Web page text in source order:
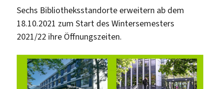
Sechs Bibliotheksstandorte erweitern ab dem
18.10.2021 zum Start des Wintersemesters
2021/22 ihre Öffnungszeiten.